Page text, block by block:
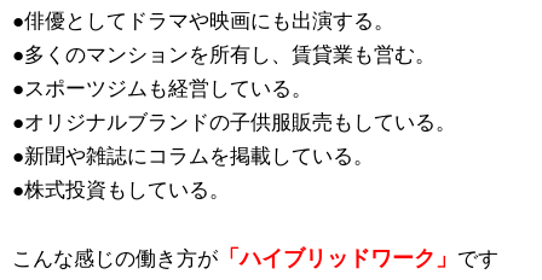
●俳優としてドラマや映画にも出演する。
●多くのマンションを所有し、賃貸業も営む。
●スポーツジムも経営している。
●オリジナルブランドの子供服販売もしている。
●新聞や雑誌にコラムを掲載している。
●株式投資もしている。
こんな感じの働き方が 「ハイブリッドワーク」 です